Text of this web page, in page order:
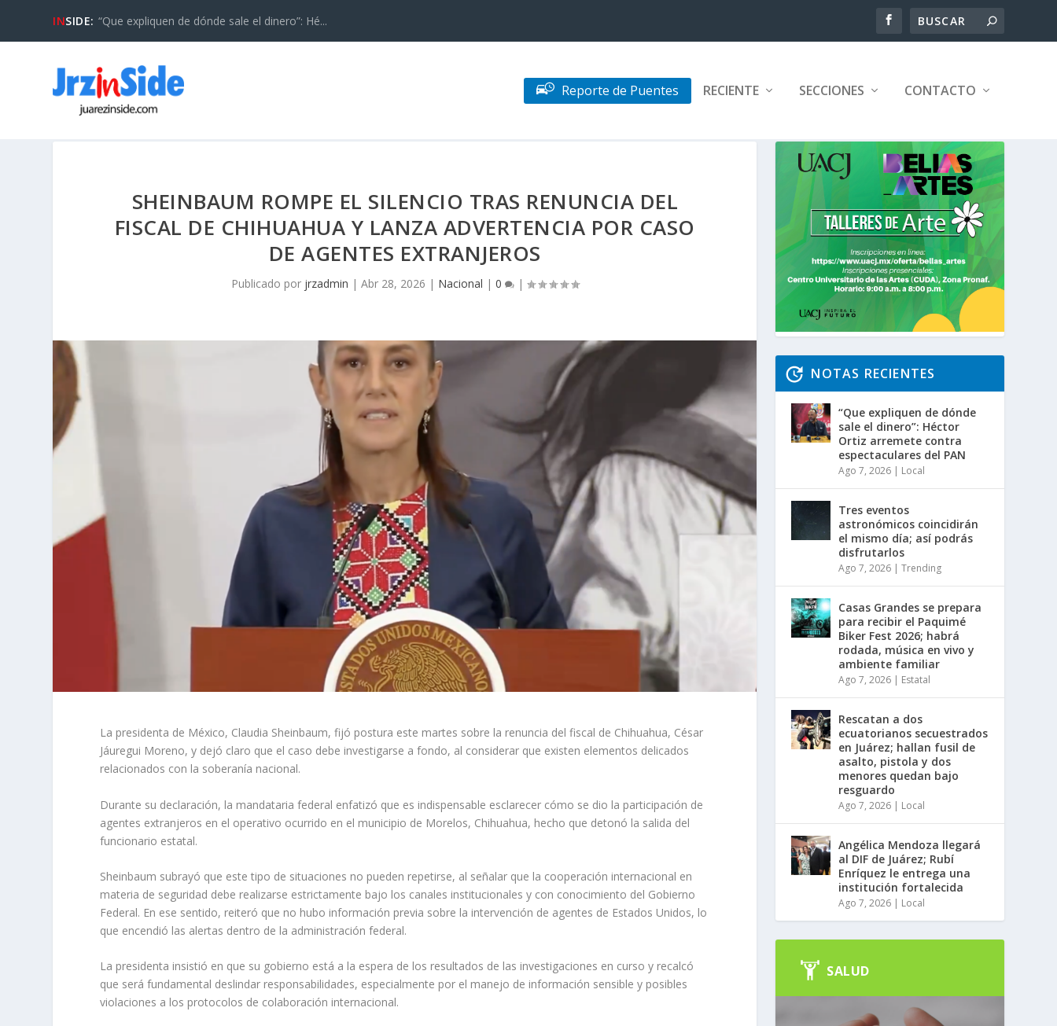
INSIDE: “Que expliquen de dónde sale el dinero”: Hé...
Reporte de Puentes RECIENTE SECCIONES CONTACTO
SHEINBAUM ROMPE EL SILENCIO TRAS RENUNCIA DEL
FISCAL DE CHIHUAHUA Y LANZA ADVERTENCIA POR CASO
DE AGENTES EXTRANJEROS
Publicado por jrzadmin | Abr 28, 2026 | Nacional | 0 |
La presidenta de México, Claudia Sheinbaum, fijó postura este martes sobre la renuncia del fiscal de Chihuahua, César
Jáuregui Moreno, y dejó claro que el caso debe investigarse a fondo, al considerar que existen elementos delicados
relacionados con la soberanía nacional.
Durante su declaración, la mandataria federal enfatizó que es indispensable esclarecer cómo se dio la participación de
agentes extranjeros en el operativo ocurrido en el municipio de Morelos, Chihuahua, hecho que detonó la salida del
funcionario estatal.
Sheinbaum subrayó que este tipo de situaciones no pueden repetirse, al señalar que la cooperación internacional en
materia de seguridad debe realizarse estrictamente bajo los canales institucionales y con conocimiento del Gobierno
Federal. En ese sentido, reiteró que no hubo información previa sobre la intervención de agentes de Estados Unidos, lo
que encendió las alertas dentro de la administración federal.
La presidenta insistió en que su gobierno está a la espera de los resultados de las investigaciones en curso y recalcó
que será fundamental deslindar responsabilidades, especialmente por el manejo de información sensible y posibles
violaciones a los protocolos de colaboración internacional.
NOTAS RECIENTES
“Que expliquen de dónde
sale el dinero”: Héctor
Ortiz arremete contra
espectaculares del PAN
Ago 7, 2026 | Local
Tres eventos
astronómicos coincidirán
el mismo día; así podrás
disfrutarlos
Ago 7, 2026 |Trending
Casas Grandes se prepara
para recibir el Paquimé
Biker Fest 2026; habrá
rodada, música en vivo y
ambiente familiar
Ago 7, 2026 | Estatal
Rescatan a dos
ecuatorianos secuestrados
en Juárez; hallan fusil de
asalto, pistola y dos
menores quedan bajo
resguardo
Ago 7, 2026 | Local
Angélica Mendoza llegará
al DIF de Juárez; Rubí
Enríquez le entrega una
institución fortalecida
Ago 7, 2026 | Local
SALUD